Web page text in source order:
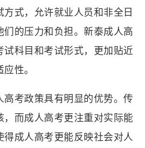
式，允许就业人员和非全日
的压力和负担。新泰成人高
科目和考试形式，更加贴近
性。
考政策具有明显的优势。传
而成人高考更注重对实际能
成人高考更能反映社会对人